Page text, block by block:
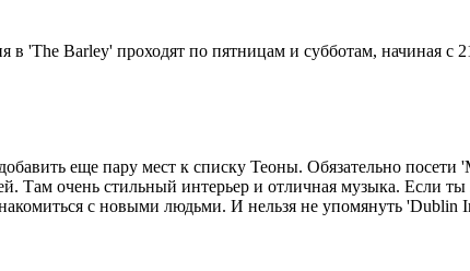
'The Barley' проходят по пятницам и субботам, начиная с
еще пару мест к списку Теоны. Обязательно
Там очень стильный интерьер и отличная музыка. Если
с новыми людьми. И нельзя не упомянуть 'Dublin